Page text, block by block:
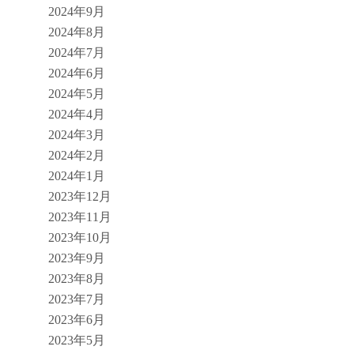
2024年9月
2024年8月
2024年7月
2024年6月
2024年5月
2024年4月
2024年3月
2024年2月
2024年1月
2023年12月
2023年11月
2023年10月
2023年9月
2023年8月
2023年7月
2023年6月
2023年5月